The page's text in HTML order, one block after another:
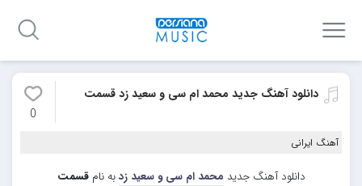
دانلود آهنگ جدید محمد ام سی و سعید زد قسمت
0
آهنگ ایرانی
دانلود آهنگ جدید محمد ام سی و سعید زدبه نامقسمت